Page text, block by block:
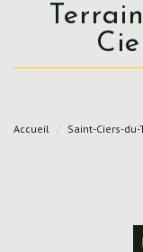
Terrain à bâtir à Saint
Accueil Saint-Ciers-